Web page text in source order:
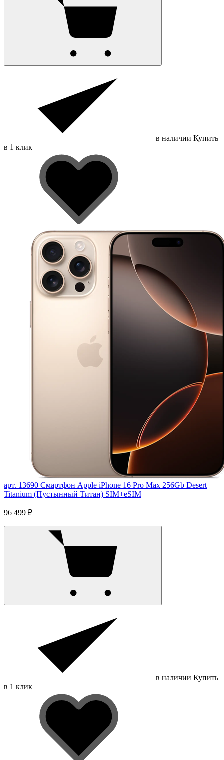
в наличии Купить
в 1 клик
арт. 13690 Смартфон Apple iPhone 16 Pro Max 256Gb Desert
Titanium (Пустынный Титан) SIM+eSIM
96 499 ₽
в наличии Купить
в 1 клик